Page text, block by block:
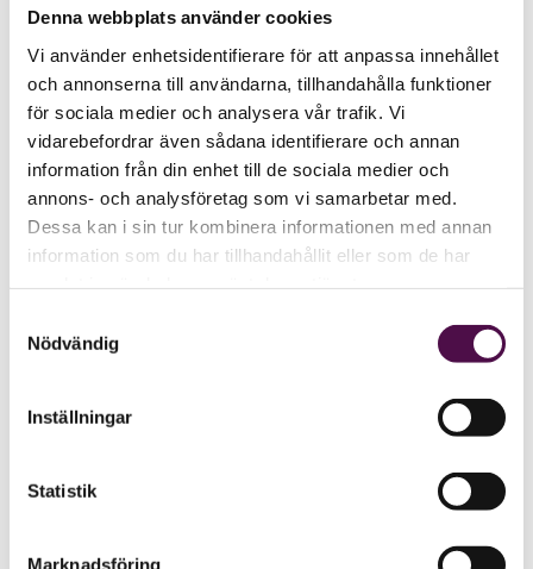
Denna webbplats använder cookies
Vi använder enhetsidentifierare för att anpassa innehållet
och annonserna till användarna, tillhandahålla funktioner
för sociala medier och analysera vår trafik. Vi
vidarebefordrar även sådana identifierare och annan
information från din enhet till de sociala medier och
annons- och analysföretag som vi samarbetar med.
Dessa kan i sin tur kombinera informationen med annan
information som du har tillhandahållit eller som de har
Nödvändig
Inställningar
Statistik
Marknadsföring